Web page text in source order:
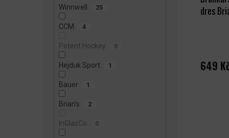
Winnwell 25
CCM 4
Potent Hockey 0
Hejduk Sport 1
Bauer 1
Brian’s 2
InGlasCo 0
dres
649